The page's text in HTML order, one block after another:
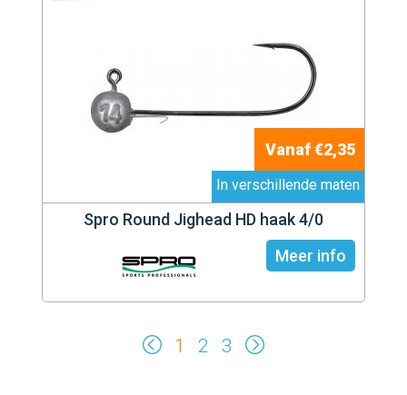
In verschillende maten
Vanaf €2,35
Spro Round Jighead HD haak 4/0
Meer info
1 2 3